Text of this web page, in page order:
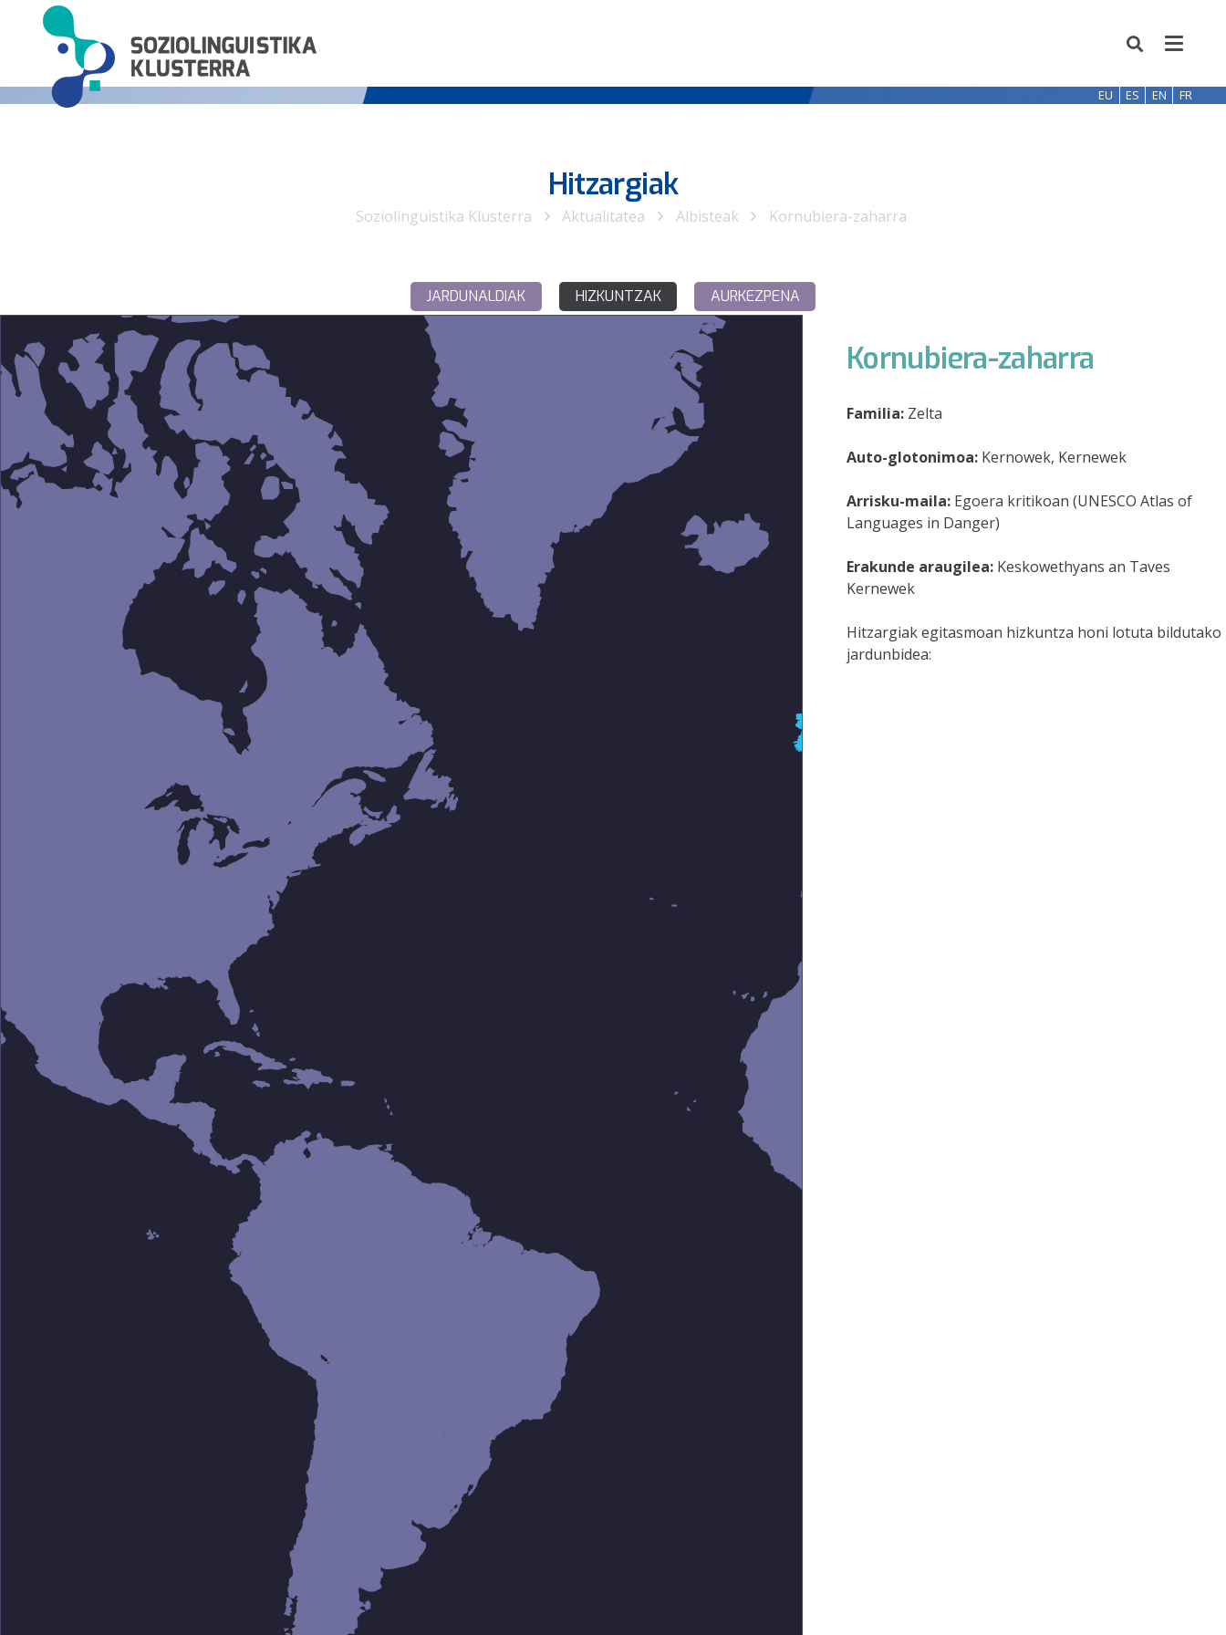
EU ES EN FR
Hitzargiak
Soziolinguistika Klusterra Aktualitatea Albisteak Kornubiera-zaharra
JARDUNALDIAK HIZKUNTZAK AURKEZPENA
Kornubiera-zaharra
Familia: Zelta
Auto-glotonimoa: Kernowek, Kernewek
Arrisku-maila: Egoera kritikoan (UNESCO Atlas of
Languages in Danger)
Erakunde araugilea: Keskowethyans an Taves
Kernewek
Hitzargiak egitasmoan hizkuntza honi lotuta bildutako
jardunbidea: